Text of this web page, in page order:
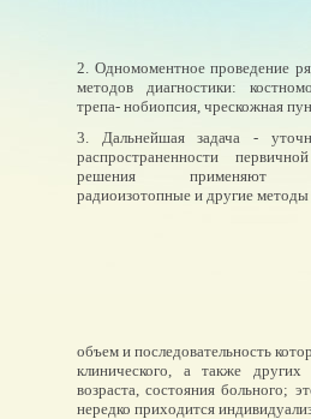
2. Одномоментное проведение
методов диагностики:
трепа- нобиопсия, чрескожная
3. Дальнейшая задача -
распространенности
решения применяют
радиоизотопные и другие методы
объем и последовательность
клинического, а также других
возраста, состояния больного;
нередко приходится